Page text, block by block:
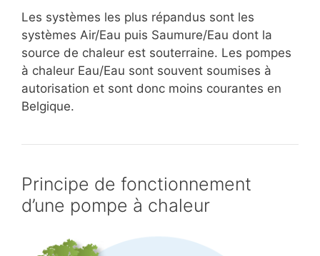
Les systèmes les plus répandus sont les
systèmes Air/Eau puis Saumure/Eau dont la
source de chaleur est souterraine. Les pompes
à chaleur Eau/Eau sont souvent soumises à
autorisation et sont donc moins courantes en
Belgique.
Principe de fonctionnement
d’une pompe à chaleur